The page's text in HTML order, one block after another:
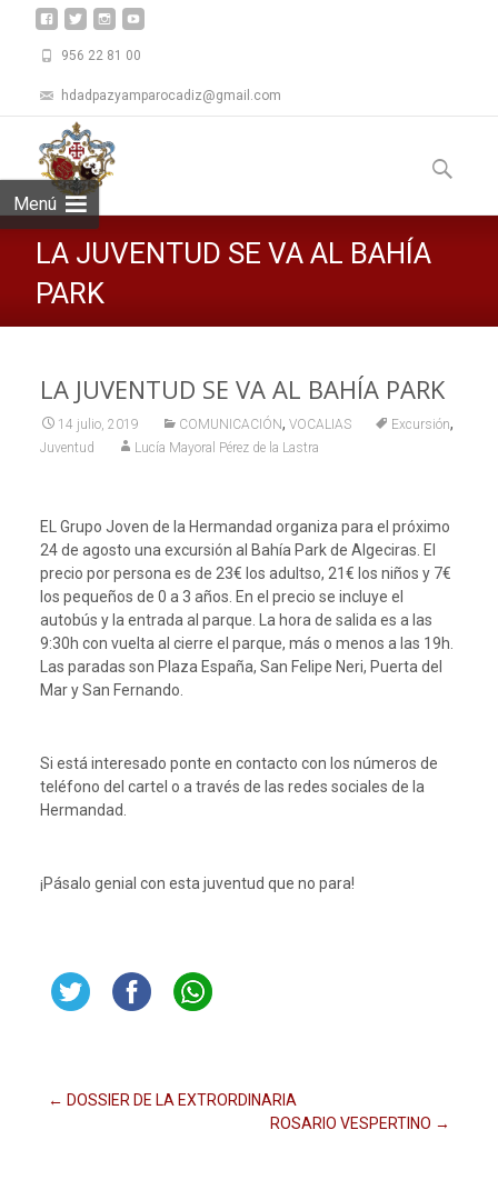
956 22 81 00
hdadpazyamparocadiz@gmail.com
Menú
alBuscar:
LA JUVENTUD SE VA AL BAHÍA
PARK
LA JUVENTUD SE VA AL BAHÍA PARK
14 julio, 2019 COMUNICACIÓN, VOCALIAS Excursión,
Juventud Lucía Mayoral Pérez de la Lastra
EL Grupo Joven de la Hermandad organiza para el próximo
24 de agosto una excursión al Bahía Park de Algeciras. El
precio por persona es de 23€ los adultso, 21€ los niños y 7€
los pequeños de 0 a 3 años. En el precio se incluye el
autobús y la entrada al parque. La hora de salida es a las
9:30h con vuelta al cierre el parque, más o menos a las 19h.
Las paradas son Plaza España, San Felipe Neri, Puerta del
Mar y San Fernando.
Si está interesado ponte en contacto con los números de
teléfono del cartel o a través de las redes sociales de la
Hermandad.
¡Pásalo genial con esta juventud que no para!
Navegación
← DOSSIER DE LA EXTRORDINARIA
ROSARIO VESPERTINO →